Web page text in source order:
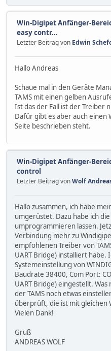
Win-Digipet Anfänger-
easy contr...
Letzter Beitrag von Edwin
Hallo Andreas
Schaue mal in den Geräte
TAMS mit einen gelben
Ist das der Fall ist der Treiber
Dafür gibt es aber auch einen
Seite beschrieben steht.
Win-Digipet Anfänger-
control
Letzter Beitrag vonWolf
Hallo zusammen, ich habe
umgerüstet. Dazu habe ich
umprogrammieren lassen.
Verbindung mehr zu
empfohlenen Treiber von
UART Bridge) installiert habe.
Systemeinstellung von
Baudrate 38400, Com Port:
UART Bridge) eingestellt. Was
der TAMS noch etwas
überprüft, die ist mit gleichen
Vielen Dank!
Gruß
ANDREAS WOLF